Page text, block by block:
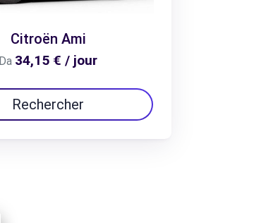
Citroën Ami
Da 34,15 € / jour
Rechercher